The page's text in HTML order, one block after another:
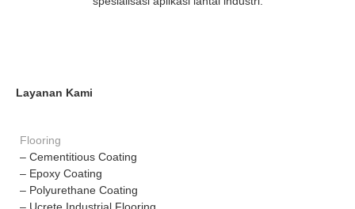
Layanan Kami
Flooring
– Cementitious Coating
– Epoxy Coating
– Polyurethane Coating